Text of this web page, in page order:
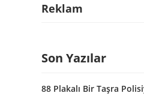
Reklam
Son Yazılar
88 Plakalı Bir Taşra